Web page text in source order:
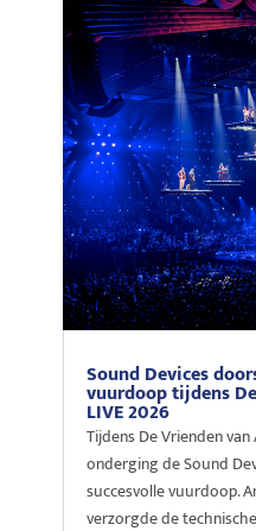
Sound Devices
vuurdoop tijdens
LIVE 2026
Tijdens De Vrienden
onderging de Sound
succesvolle vuurdoop.
verzorgde de